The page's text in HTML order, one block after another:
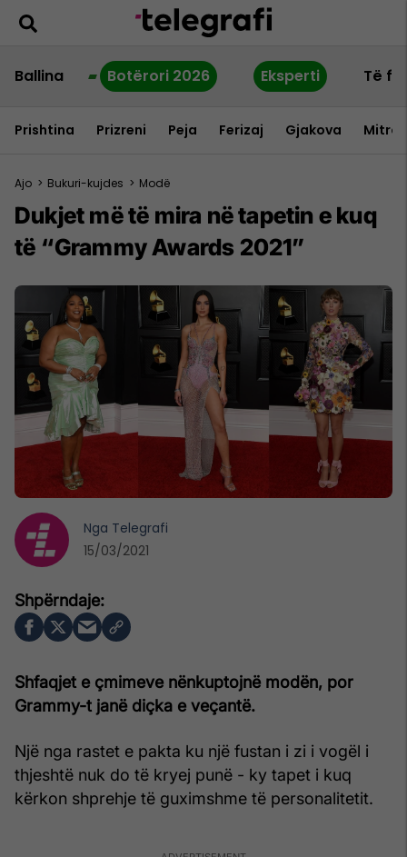
Ballina Botërori 2026 Eksperti Të
Prishtina Prizreni Peja Ferizaj Gjakova
Ajo > Bukuri-kujdes > Modë
Dukjet më të mira në tapetin e kuq
të “Grammy Awards 2021”
Shfaqjet e çmimeve nënkuptojnë modën, por
Grammy-t janë diçka e veçantë.
Një nga rastet e pakta ku një fustan i zi i vogël i
thjeshtë nuk do të kryej punë - ky tapet i kuq
kërkon shprehje të guximshme të personalitetit.
Nga Telegrafi
15/03/2021